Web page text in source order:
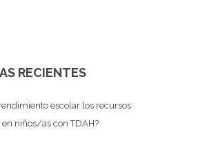
RECIENTES
escolar los recursos
niños/as con TDAH?